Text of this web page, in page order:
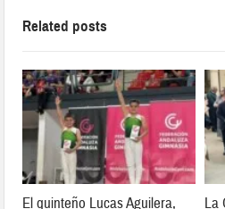
Related posts
El quinteño Lucas Aguilera, La